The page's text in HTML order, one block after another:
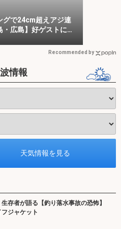
グで24cm超えアジ連
・広島】好ゲストに
Recommended by
情報
生存者が語る【釣り落水事故の恐怖】
ジャケット